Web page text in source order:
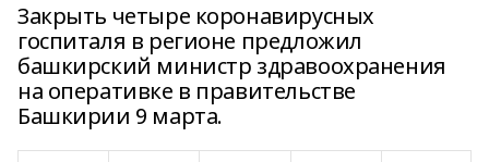
Закрыть четыре коронавирусных
госпиталя в регионе предложил
башкирский министр здравоохранения
на оперативке в правительстве
Башкирии 9 марта.